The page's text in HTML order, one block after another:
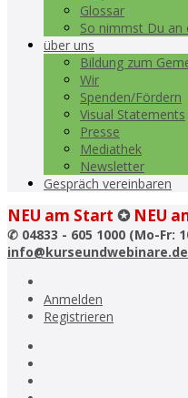
Glossar
So nimmst Du an
über uns
Bildung zum
Wir
Spenden/Fördern
Visual Statements
Presse
Mediathek
Newsletter
Gespräch vereinbaren
NEU am Start ✪ NEU
✆ 04833 - 605 1000 (Mo-Fr:
info@kurseundwebinare.de
Anmelden
Registrieren